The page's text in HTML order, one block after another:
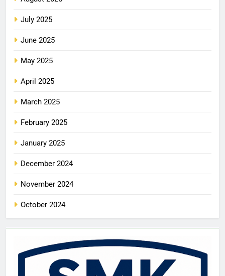
July 2025
June 2025
May 2025
April 2025
March 2025
February 2025
January 2025
December 2024
November 2024
October 2024